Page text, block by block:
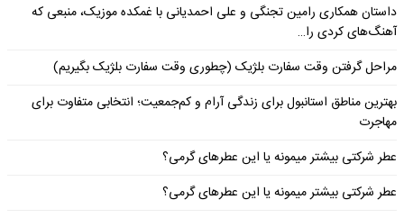
داستان همکاری رامین تجنگی و علی احمدیانی با غمکده موزیک، منبعی که
آهنگ‌های کردی را…
مراحل گرفتن وقت سفارت بلژیک (چطوری وقت سفارت بلژیک بگیریم)
بهترین مناطق استانبول برای زندگی آرام و کم‌جمعیت؛ انتخابی متفاوت برای
مهاجرت
عطر شرکتی بیشتر میمونه یا این عطرهای گرمی؟
عطر شرکتی بیشتر میمونه یا این عطرهای گرمی؟